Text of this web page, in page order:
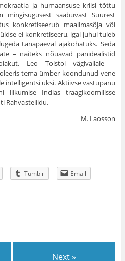
ja humaansuse kriisi tõttu
saabuvast Suurest
konkretiseerub maailmasõja või
ei konkretiseeru, igal juhul tuleb
tänapäeval ajakohatuks. Seda
– näiteks nõuavad panidealistid
Leo Tolstoi vägivallale –
tema ümber koondunud vene
intelligentsi üksi. Aktiivse vastupanu
liikumise Indias traagikoomilisse
Rahvasteliidu.
M. Laosson
Tumblr
Email
Next »